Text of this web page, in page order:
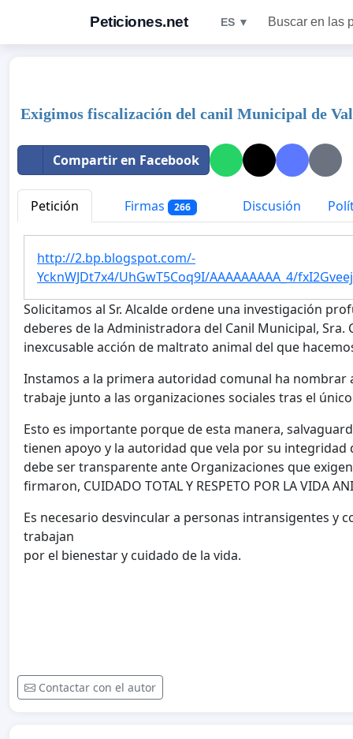
Peticiones.net ES ▼ Buscar en las
Exigimos fiscalización del canil Municipal de
Compartir en Facebook
Petición Firmas 266 Discusión
http://2.bp.blogspot.com/-
YcknWJDt7x4/UhGwT5Coq9I/AAAAAAAAA_4/
Solicitamos al Sr. Alcalde ordene una investigación
deberes de la Administradora del Canil Municipal,
inexcusable acción de maltrato animal del que
Instamos a la primera autoridad comunal ha
trabaje junto a las organizaciones sociales tras el
Esto es importante porque de esta manera,
tienen apoyo y la autoridad que vela por su
debe ser transparente ante Organizaciones que
firmaron, CUIDADO TOTAL Y RESPETO POR LA VIDA
Es necesario desvincular a personas intransigentes y
trabajan
por el bienestar y cuidado de la vida.
Contactar con el autor